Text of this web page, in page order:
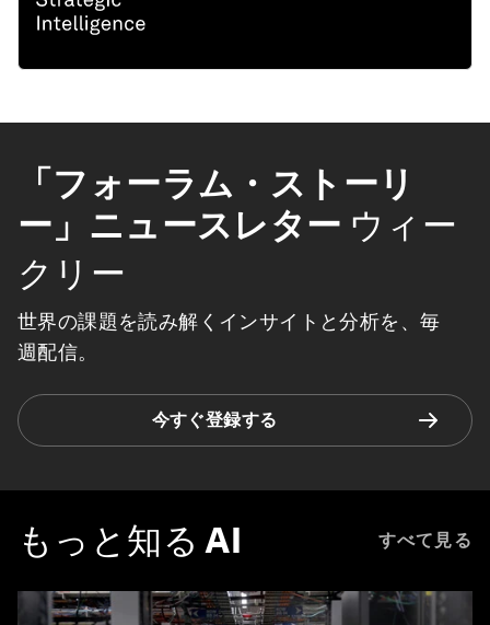
「フォーラム・ストーリ
ー」ニュースレター ウィー
クリー
世界の課題を読み解くインサイトと分析を、毎
週配信。
今すぐ登録する
もっと知る AI すべて見る